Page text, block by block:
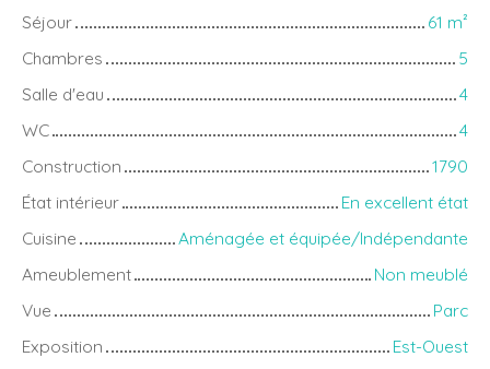
Séjour 61 m²
Chambres
5
Salle d'eau
4
WC
4
Construction
1790
État intérieur
En excellent état
Cuisine
Aménagée et équipée/Indépendante
Ameublement
Non meublé
Vue
Parc
Exposition
Est-Ouest